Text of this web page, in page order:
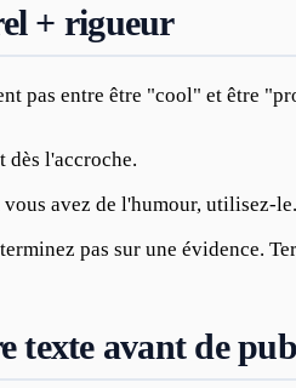
+ rigueur
pas entre être "cool" et être
dès l'accroche.
vous avez de l'humour, utilisez-
pas sur une évidence.
texte avant de